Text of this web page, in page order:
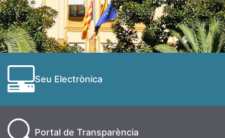
Seu Electrònica
Portal de Transparència